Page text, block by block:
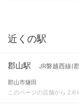
近くの駅
郡山駅 JR磐越西線(
郡山市燧田
このページの店舗から 2.6